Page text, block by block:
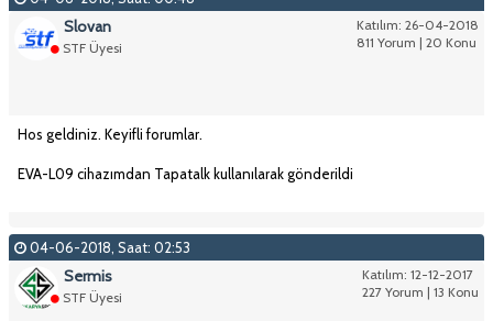
Katılım: 26-04-2018
811 Yorum | 20 Konu
Slovan
STF Üyesi
Hos geldiniz. Keyifli forumlar.
EVA-L09 cihazımdan Tapatalk kullanılarak gönderildi
04-06-2018, Saat: 02:53
Katılım: 12-12-2017
227 Yorum | 13 Konu
Sermis
STF Üyesi